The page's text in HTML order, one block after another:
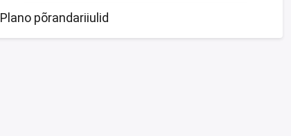
Plano põrandariiulid